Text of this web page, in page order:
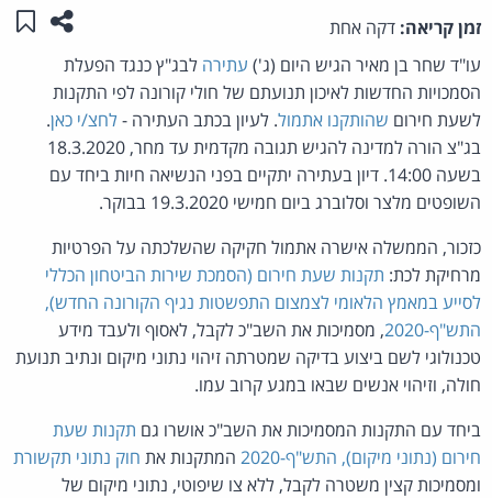
זמן קריאה: דקה אחת שתפו
עו"ד שחר בן מאיר הגיש היום (ג') עתירה לבג"ץ כנגד הפעלת
הסמכויות החדשות לאיכון תנועתם של חולי קורונה לפי התקנות
לשעת חירום שהותקנו אתמול. לעיון בכתב העתירה -לחצ/י כאן.
בג"צ הורה למדינה להגיש תגובה מקדמית עד מחר, 18.3.2020
בשעה 14:00. דיון בעתירה יתקיים בפני הנשיאה חיות ביחד עם
השופטים מלצר וסלוברג ביום חמישי 19.3.2020 בבוקר.
כזכור, הממשלה אישרה אתמול חקיקה שהשלכתה על הפרטיות
מרחיקת לכת: תקנות שעת חירום (הסמכת שירות הביטחון הכללי
לסייע במאמץ הלאומי לצמצום התפשטות נגיף הקורונה החדש),
התש"ף-2020
, מסמיכות את השב"כ לקבל, לאסוף ולעבד מידע
טכנולוגי לשם ביצוע בדיקה שמטרתה זיהוי נתוני מיקום ונתיב תנועת
חולה, וזיהוי אנשים שבאו במגע קרוב עמו.
ביחד עם התקנות המסמיכות את השב"כ אושרו גם תקנות שעת
חירום (נתוני מיקום), התש"ף-2020
המתקנות את חוק נתוני תקשורת
ומסמיכות קצין משטרה לקבל, ללא צו שיפוטי, נתוני מיקום של